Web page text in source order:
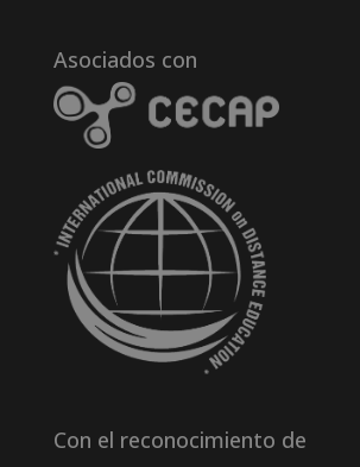
Asociados con
Con el reconocimiento de